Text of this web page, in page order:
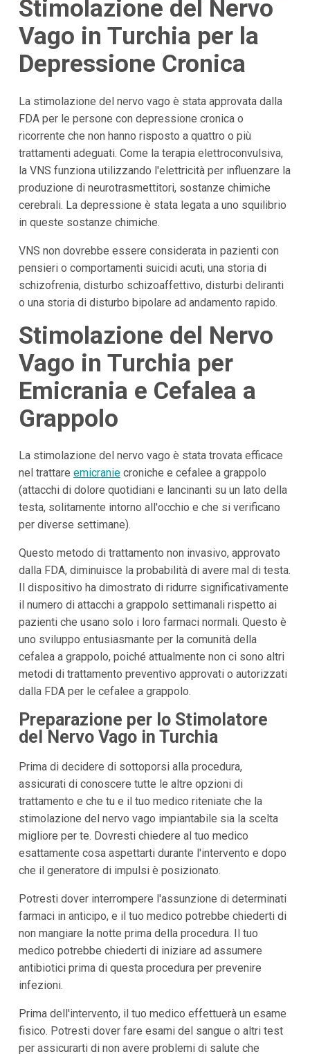
Stimolazione del Nervo
Vago in Turchia per la
Depressione Cronica
La stimolazione del nervo vago è stata approvata dalla
FDA per le persone con depressione cronica o
ricorrente che non hanno risposto a quattro o più
trattamenti adeguati. Come la terapia elettroconvulsiva,
la VNS funziona utilizzando l'elettricità per influenzare la
produzione di neurotrasmettitori, sostanze chimiche
cerebrali. La depressione è stata legata a uno squilibrio
in queste sostanze chimiche.
VNS non dovrebbe essere considerata in pazienti con
pensieri o comportamenti suicidi acuti, una storia di
schizofrenia, disturbo schizoaffettivo, disturbi deliranti
o una storia di disturbo bipolare ad andamento rapido.
Stimolazione del Nervo
Vago in Turchia per
Emicrania e Cefalea a
Grappolo
La stimolazione del nervo vago è stata trovata efficace
nel trattare emicraniecroniche e cefalee a grappolo
(attacchi di dolore quotidiani e lancinanti su un lato della
testa, solitamente intorno all'occhio e che si verificano
per diverse settimane).
Questo metodo di trattamento non invasivo, approvato
dalla FDA, diminuisce la probabilità di avere mal di testa.
Il dispositivo ha dimostrato di ridurre significativamente
il numero di attacchi a grappolo settimanali rispetto ai
pazienti che usano solo i loro farmaci normali. Questo è
uno sviluppo entusiasmante per la comunità della
cefalea a grappolo, poiché attualmente non ci sono altri
metodi di trattamento preventivo approvati o autorizzati
dalla FDA per le cefalee a grappolo.
Preparazione per lo Stimolatore
del Nervo Vago in Turchia
Prima di decidere di sottoporsi alla procedura,
assicurati di conoscere tutte le altre opzioni di
trattamento e che tu e il tuo medico riteniate che la
stimolazione del nervo vago impiantabile sia la scelta
migliore per te. Dovresti chiedere al tuo medico
esattamente cosa aspettarti durante l'intervento e dopo
che il generatore di impulsi è posizionato.
Potresti dover interrompere l'assunzione di determinati
farmaci in anticipo, e il tuo medico potrebbe chiederti di
non mangiare la notte prima della procedura. Il tuo
medico potrebbe chiederti di iniziare ad assumere
antibiotici prima di questa procedura per prevenire
infezioni.
Prima dell'intervento, il tuo medico effettuerà un esame
fisico. Potresti dover fare esami del sangue o altri test
per assicurarti di non avere problemi di salute che